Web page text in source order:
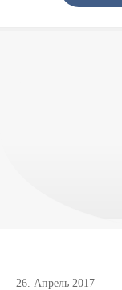
26. Апрель 2017